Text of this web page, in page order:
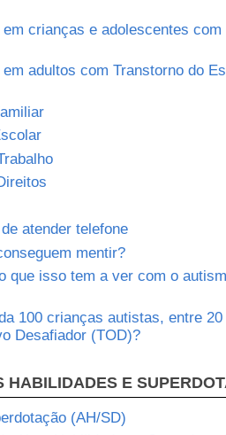
crianças e adolescentes com
adultos com Transtorno do
atender telefone
mentir?
que isso tem a ver com o
100 crianças autistas, entre
Desafiador (TOD)?
HABILIDADES E
(AH/SD)